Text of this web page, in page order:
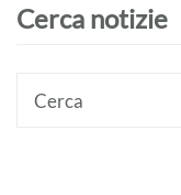
Cerca notizie